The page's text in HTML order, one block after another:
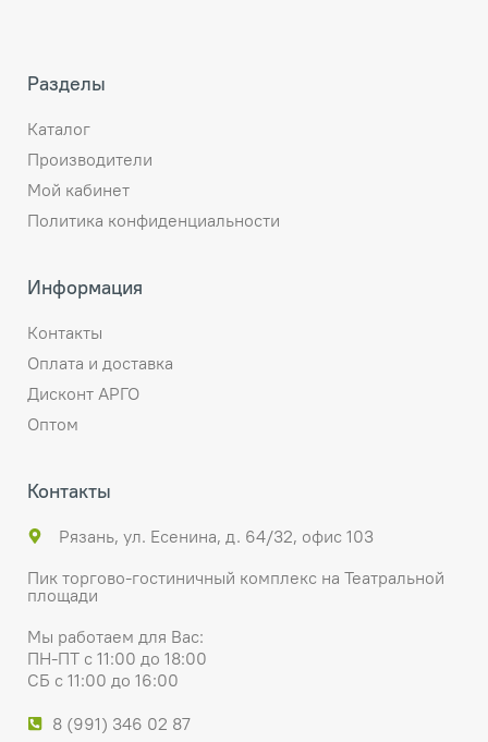
Разделы
Каталог
Производители
Мой кабинет
Политика конфиденциальности
Информация
Контакты
Оплата и доставка
Дисконт АРГО
Оптом
Контакты
Рязань, ул. Есенина, д. 64/32, офис 103
Пик торгово-гостиничный комплекс на Театральной
площади
Мы работаем для Вас:
ПН-ПТ с 11:00 до 18:00
СБ с 11:00 до 16:00
8 (991) 346 02 87